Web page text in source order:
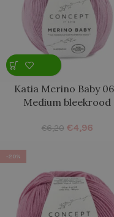
Katia Merino Baby
Medium bleekrood
€6,20 €4,96
-20%